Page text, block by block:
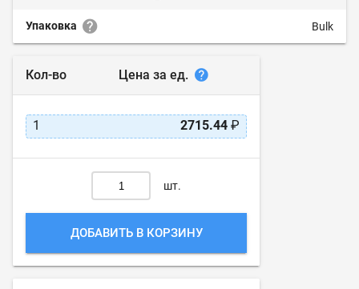
Упаковка Bulk
Кол-во Цена за ед.
1 2715.44 ₽
шт.
ДОБАВИТЬ В КОРЗИНУ